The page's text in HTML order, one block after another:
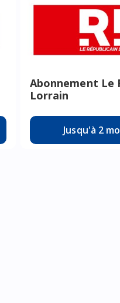
Abonnement Le
Lorrain
Jusqu'à 2